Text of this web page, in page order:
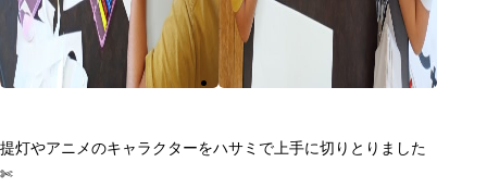
提灯やアニメのキャラクターをハサミで上手に切りとりました
✄